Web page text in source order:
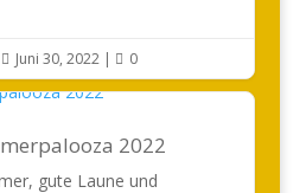
 Juni 30, 2022|  0
2022
gute Laune und